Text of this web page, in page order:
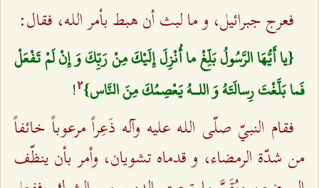
فعرج جبرائيل، و ما لبث أن هبط بأمر اللـه، فقال:
{يا أَيُّهَا الرَّسُولُ بَلِّغْ ما أُنْزِلَ إِلَيْكَ مِنْ رَبِّكَ وَ إِنْ لَمْ تَفْعَلْ
فَما بَلَّغْتَ رِسالَتَهُ وَ اللـهُ يَعْصِمُكَ مِنَ النَّاس}‌٢!
فقام النبيّ صلّى اللـه عليه وآله ذَعِراً مرعوباً خائفاً
من شدّة الرمضاء، و قدماه تشويان، وأمر بأن ينظّف